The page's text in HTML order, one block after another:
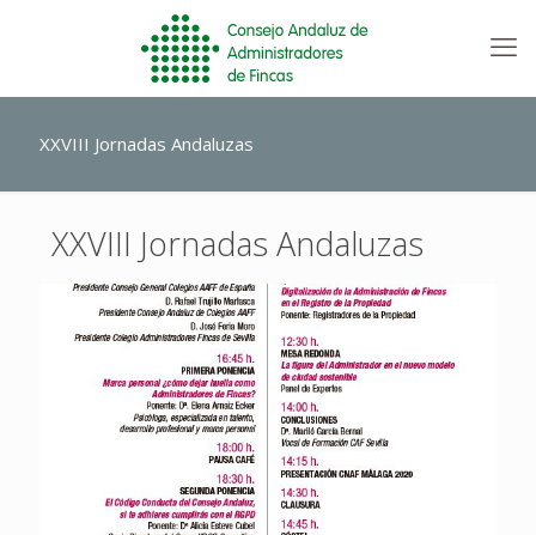
XXVIII Jornadas Andaluzas
XXVIII Jornadas Andaluzas